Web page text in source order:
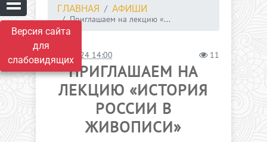
Версия сайта
для
слабовидящих
ГЛАВНАЯ
АФИШИ
Приглашаем на лекцию «...
13.02.2024 14:00 11
ПРИГЛАШАЕМ НА
ЛЕКЦИЮ «ИСТОРИЯ
РОССИИ В
ЖИВОПИСИ»